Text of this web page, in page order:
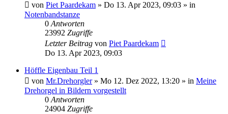
von Piet Paardekam » Do 13. Apr 2023, 09:03 » in
Notenbandstanze
0Antworten
23992 Zugriffe
Letzter Beitrag von Piet Paardekam
Do 13. Apr 2023, 09:03
Höffle Eigenbau Teil 1
von Mr.Drehorgler» Mo 12. Dez 2022, 13:20 » in Meine
Drehorgel in Bildern vorgestellt
0Antworten
24904 Zugriffe